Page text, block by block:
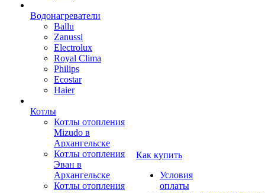
Водонагреватели
Ballu
Zanussi
Electrolux
Royal Clima
Philips
Ecostar
Haier
Котлы
Котлы отопления
Mizudo в
Архангельске
Котлы отопления
Эван в
Архангельске
Котлы отопления
Как купить
Условия
оплаты